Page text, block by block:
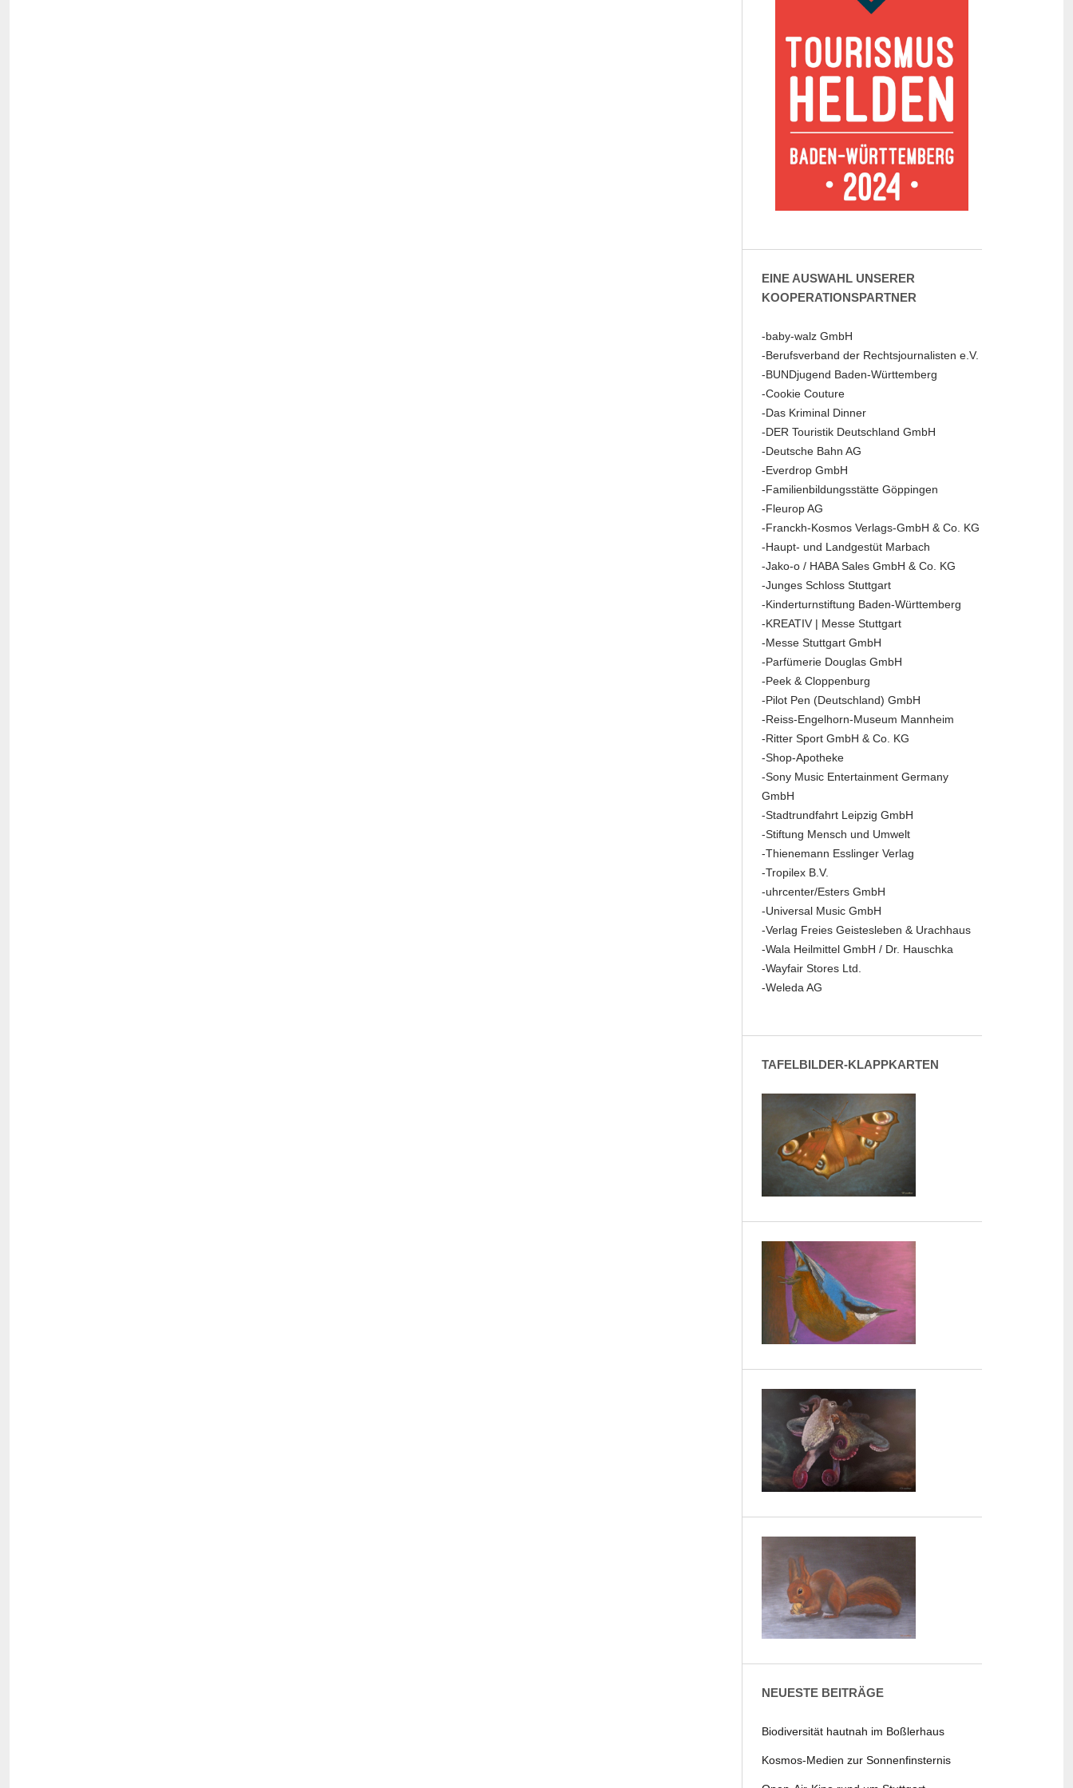
EINE AUSWAHL UNSERER
KOOPERATIONSPARTNER
-baby-walz GmbH
-Berufsverband der Rechtsjournalisten e.V.
-BUNDjugend Baden-Württemberg
-Cookie Couture
-Das Kriminal Dinner
-DER Touristik Deutschland GmbH
-Deutsche Bahn AG
-Everdrop GmbH
-Familienbildungsstätte Göppingen
-Fleurop AG
-Franckh-Kosmos Verlags-GmbH & Co. KG
-Haupt- und Landgestüt Marbach
-Jako-o / HABA Sales GmbH & Co. KG
-Junges Schloss Stuttgart
-Kinderturnstiftung Baden-Württemberg
-KREATIV | Messe Stuttgart
-Messe Stuttgart GmbH
-Parfümerie Douglas GmbH
-Peek & Cloppenburg
-Pilot Pen (Deutschland) GmbH
-Reiss-Engelhorn-Museum Mannheim
-Ritter Sport GmbH & Co. KG
-Shop-Apotheke
-Sony Music Entertainment Germany
GmbH
-Stadtrundfahrt Leipzig GmbH
-Stiftung Mensch und Umwelt
-Thienemann Esslinger Verlag
-Tropilex B.V.
-uhrcenter/Esters GmbH
-Universal Music GmbH
-Verlag Freies Geistesleben & Urachhaus
-Wala Heilmittel GmbH / Dr. Hauschka
-Wayfair Stores Ltd.
-Weleda AG
TAFELBILDER-KLAPPKARTEN
NEUESTE BEITRÄGE
Biodiversität hautnah im Boßlerhaus
Kosmos-Medien zur Sonnenfinsternis